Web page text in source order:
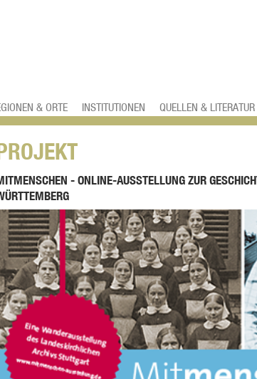
& ORTE INSTITUTIONEN QUELLEN & LITERATUR
- ONLINE-AUSSTELLUNG ZUR